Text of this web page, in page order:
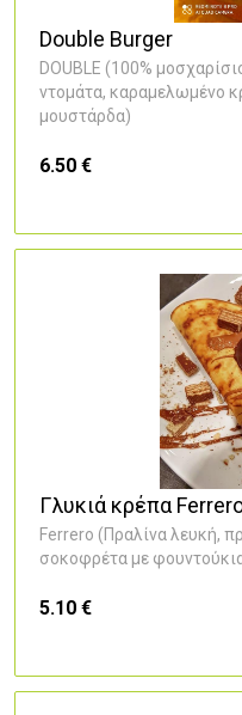
Double Burger
DOUBLE (100%
ντομάτα, καραμελωμένο
μουστάρδα)
6.50 €
Γλυκιά κρέπα
Ferrero (Πραλίνα λευκή,
σοκοφρέτα με
5.10 €